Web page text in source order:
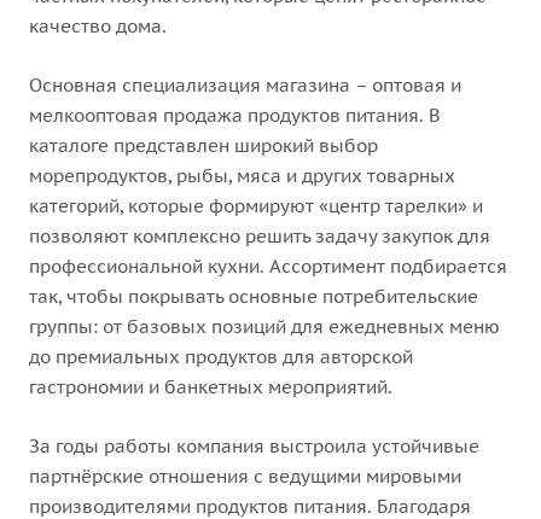
качество дома.
Основная специализация магазина – оптовая и
мелкооптовая продажа продуктов питания. В
каталоге представлен широкий выбор
морепродуктов, рыбы, мяса и других товарных
категорий, которые формируют «центр тарелки» и
позволяют комплексно решить задачу закупок для
профессиональной кухни. Ассортимент подбирается
так, чтобы покрывать основные потребительские
группы: от базовых позиций для ежедневных меню
до премиальных продуктов для авторской
гастрономии и банкетных мероприятий.
За годы работы компания выстроила устойчивые
партнёрские отношения с ведущими мировыми
производителями продуктов питания. Благодаря